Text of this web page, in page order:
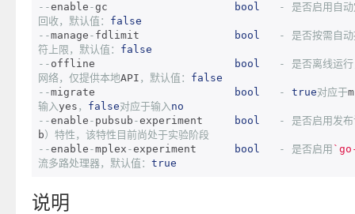
--enable -gc bool -
是否启用自
回收，默认值： false
--manage - fdlimit bool -
是否按需自
符上限，默认值： false
-- offline bool -
是否离线运
网络，仅提供本地API ，默认值： false
--migrate bool - true对应于
输入yes ， false对应于输入no
--enable - pubsub -experiment bool -
是否启用发
b）特性，该特性目前尚处于实验阶段
--enable -mplex -experiment bool - 是否启用
流多路处理器，默认值： true
说明